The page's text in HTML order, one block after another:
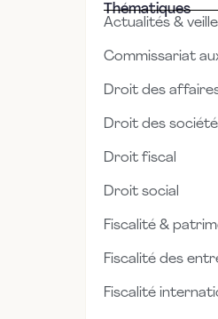
Thématiques
Actualités & veille
Commissariat
Droit des
Droit des
Droit fiscal
Droit social
Fiscalité &
Fiscalité des
Fiscalité